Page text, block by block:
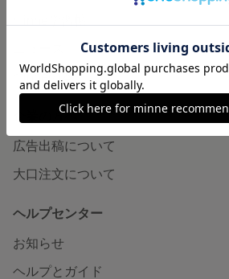
minneの本
企業の方へ
広告出稿について
大口注文について
ヘルプセンター
お知らせ
ヘルプとガイド